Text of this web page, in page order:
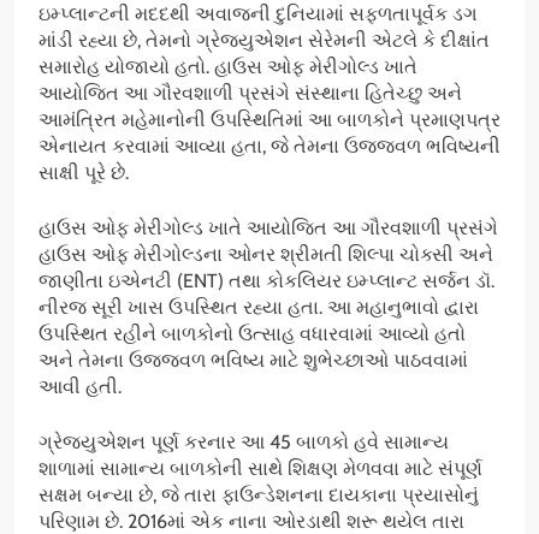
ઇમ્પ્લાન્ટની મદદથી અવાજની દુનિયામાં સફળતાપૂર્વક ડગ
માંડી રહ્યા છે, તેમનો ગ્રેજ્યુએશન સેરેમની એટલે કે દીક્ષાંત
સમારોહ યોજાયો હતો. હાઉસ ઓફ મેરીગોલ્ડ ખાતે
આયોજિત આ ગૌરવશાળી પ્રસંગે સંસ્થાના હિતેચ્છુ અને
આમંત્રિત મહેમાનોની ઉપસ્થિતિમાં આ બાળકોને પ્રમાણપત્ર
એનાયત કરવામાં આવ્યા હતા, જે તેમના ઉજ્જવળ ભવિષ્યની
સાક્ષી પૂરે છે.
હાઉસ ઓફ મેરીગોલ્ડ ખાતે આયોજિત આ ગૌરવશાળી પ્રસંગે
હાઉસ ઓફ મેરીગોલ્ડના ઓનર શ્રીમતી શિલ્પા ચોક્સી અને
જાણીતા ઇએનટી (ENT) તથા કોકલિયર ઇમ્પ્લાન્ટ સર્જન ડૉ.
નીરજ સૂરી ખાસ ઉપસ્થિત રહ્યા હતા. આ મહાનુભાવો દ્વારા
ઉપસ્થિત રહીને બાળકોનો ઉત્સાહ વધારવામાં આવ્યો હતો
અને તેમના ઉજ્જવળ ભવિષ્ય માટે શુભેચ્છાઓ પાઠવવામાં
આવી હતી.
ગ્રેજ્યુએશન પૂર્ણ કરનાર આ 45 બાળકો હવે સામાન્ય
શાળામાં સામાન્ય બાળકોની સાથે શિક્ષણ મેળવવા માટે સંપૂર્ણ
સક્ષમ બન્યા છે, જે તારા ફાઉન્ડેશનના દાયકાના પ્રયાસોનું
પરિણામ છે. 2016માં એક નાના ઓરડાથી શરૂ થયેલ તારા